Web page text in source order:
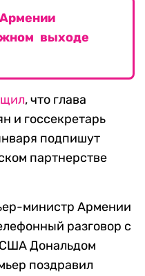
выходе
, что глава
и госсекретарь
подпишут
партнерстве
министр Армении
разговор с
Дональдом
поздравил